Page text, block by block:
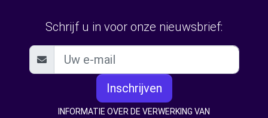
Schrijf u in voor onze nieuwsbrief:
Inschrijven
INFORMATIE OVER DE VERWERKING VAN